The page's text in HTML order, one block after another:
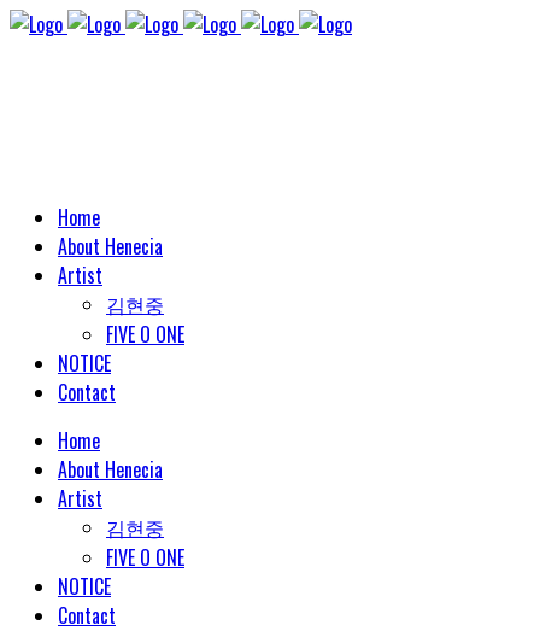
Home
About Henecia
Artist
김현중
FIVE O ONE
NOTICE
Contact
Home
About Henecia
Artist
김현중
FIVE O ONE
NOTICE
Contact